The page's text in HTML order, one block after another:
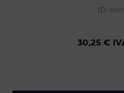
ID:
30,25 €